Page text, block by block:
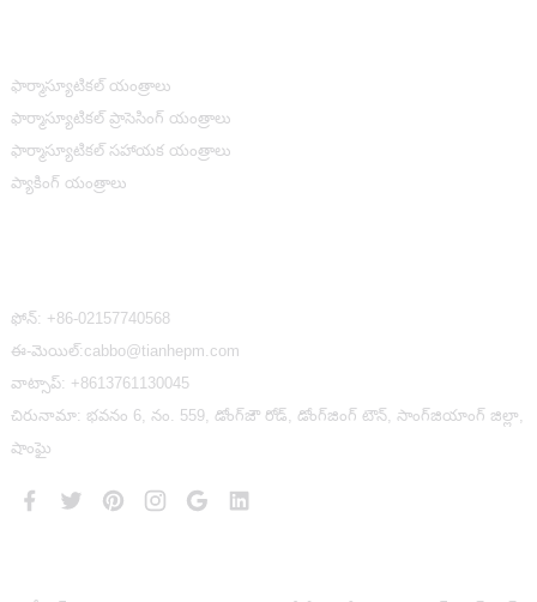
ఫార్మాస్యూటికల్ యంత్రాలు
ఫార్మాస్యూటికల్ ప్రాసెసింగ్ యంత్రాలు
ఫార్మాస్యూటికల్ సహాయక యంత్రాలు
ప్యాకింగ్ యంత్రాలు
ఫోన్: +86-02157740568
ఈ-మెయిల్:cabbo@tianhepm.com
వాట్సాప్: +8613761130045
చిరునామా: భవనం 6, నం. 559, డోంగ్‌జౌ రోడ్, డోంగ్‌జింగ్ టౌన్, సాంగ్‌జియాంగ్ జిల్లా,
షాంఘై